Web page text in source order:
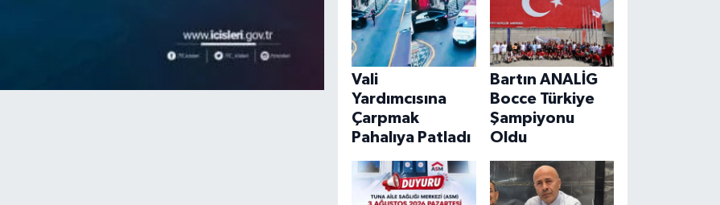
Vali
Yardımcısına
Çarpmak
Pahalıya Patladı
Bartın ANALİG
Bocce Türkiye
Şampiyonu
Oldu